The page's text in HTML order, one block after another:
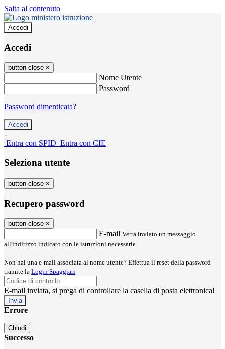
Salta al contenuto
Accedi
Accedi
button close ×
Nome Utente
Password
Password dimenticata?
-
Entra con SPID Entra con CIE
Seleziona utente
button close ×
Recupero password
button close ×
E-mail Verrà inviato un messaggio
all'indirizzo indicato con le istruzioni necessarie.
Non hai una e-mail associata al nome utente? Effettua il reset della password
tramite la Login Spaggiari
E-mail inviata, si prega di controllare la casella di posta elettronica!
Errore
Chiudi
Successo